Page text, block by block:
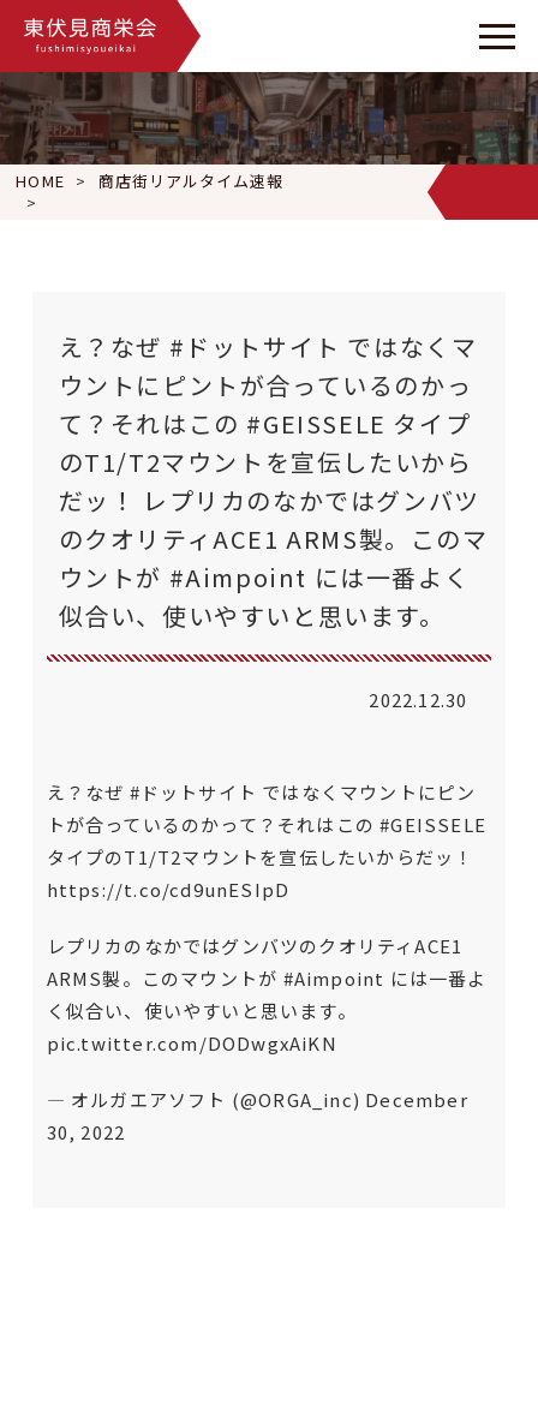
HOME
商店街リアルタイム速報
え？なぜ #ドットサイト ではなくマウントにピントが合って
え？なぜ #ドットサイト ではなくマ
ウントにピントが合っているのかっ
て？それはこの #GEISSELE タイプ
のT1/T2マウントを宣伝したいから
だッ！ レプリカのなかではグンバツ
のクオリティACE1 ARMS製。このマ
ウントが #Aimpoint には一番よく
似合い、使いやすいと思います。
2022.12.30
え？なぜ #ドットサイト ではなくマウントにピン
トが合っているのかって？それはこの#GEISSELE
タイプのT1/T2マウントを宣伝したいからだッ！
https://t.co/cd9unESIpD
レプリカのなかではグンバツのクオリティACE1
ARMS製。このマウントが #Aimpoint には一番よ
く似合い、使いやすいと思います。
pic.twitter.com/DODwgxAiKN
— オルガエアソフト (@ORGA_inc) December
30, 2022